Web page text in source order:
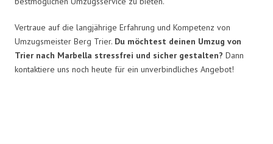
Vertraue auf die langjährige Erfahrung und Kompetenz von
Umzugsmeister Berg Trier. Du möchtest deinen Umzug von
Trier nach Marbella stressfrei und sicher gestalten? Dann
kontaktiere uns noch heute für ein unverbindliches Angebot!